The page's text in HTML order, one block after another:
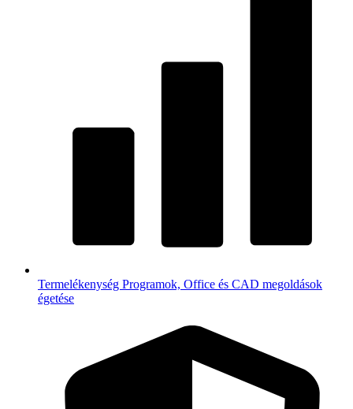
Termelékenység Programok, Office és CAD megoldások
égetése